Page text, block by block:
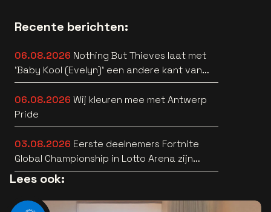
Recente berichten:
06.08.2026 Nothing But Thieves laat met
'Baby Kool (Evelyn)' een andere kant van
zich horen [video]
06.08.2026 Wij kleuren mee met Antwerp
Pride
03.08.2026 Eerste deelnemers Fortnite
Global Championship in Lotto Arena zijn
bekend
Lees ook: